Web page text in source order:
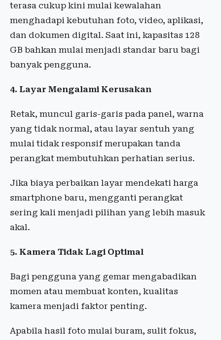
terasa cukup kini mulai kewalahan
menghadapi kebutuhan foto, video, aplikasi,
dan dokumen digital. Saat ini, kapasitas 128
GB bahkan mulai menjadi standar baru bagi
banyak pengguna.
4. Layar Mengalami Kerusakan
Retak, muncul garis-garis pada panel, warna
yang tidak normal, atau layar sentuh yang
mulai tidak responsif merupakan tanda
perangkat membutuhkan perhatian serius.
Jika biaya perbaikan layar mendekati harga
smartphone baru, mengganti perangkat
sering kali menjadi pilihan yang lebih masuk
akal.
5. Kamera Tidak Lagi Optimal
Bagi pengguna yang gemar mengabadikan
momen atau membuat konten, kualitas
kamera menjadi faktor penting.
Apabila hasil foto mulai buram, sulit fokus,